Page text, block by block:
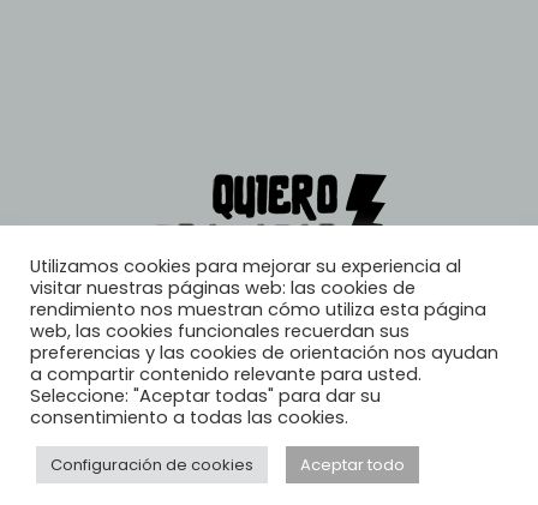
© 2026, Quiero Trabajar
Utilizamos cookies para mejorar su experiencia al
visitar nuestras páginas web: las cookies de
rendimiento nos muestran cómo utiliza esta página
web, las cookies funcionales recuerdan sus
preferencias y las cookies de orientación nos ayudan
a compartir contenido relevante para usted.
Seleccione: "Aceptar todas" para dar su
consentimiento a todas las cookies.
Configuración de cookies Aceptar todo